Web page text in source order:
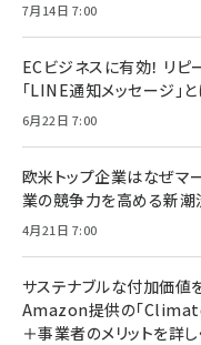
7月14日 7:00
ECビジネスに有効！ リ
「LINE通知メッセージ」と
6月22日 7:00
欧米トップ企業はなぜマ
業の競争力を高める新潮
4月21日 7:00
サステナブルな付加価値
Amazon提供の「
＋事業者のメリットを詳